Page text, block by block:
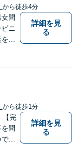
から徒歩4分
女問
ニ
承
詳細を見
る
から徒歩1分
【完
問
も
詳細を見
る